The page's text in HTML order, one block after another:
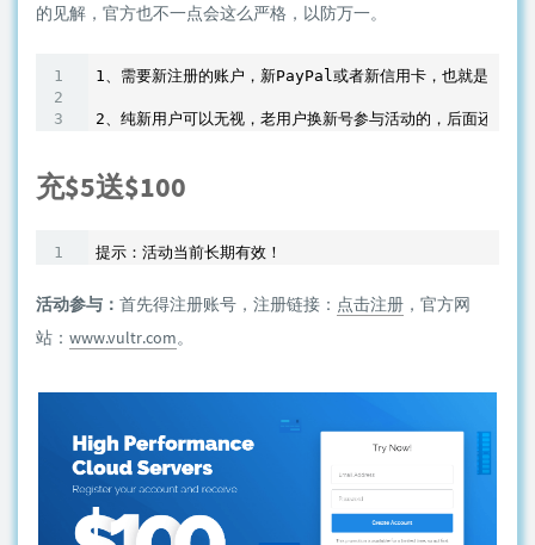
的见解，官方也不一点会这么严格，以防万一。
1、需要新注册的账户，新PayPal或者新信用卡，也就是都
充$5送$100
活动参与： 首先得注册账号，注册链接： 点击注册 ，官方网
站： www.vultr.com。